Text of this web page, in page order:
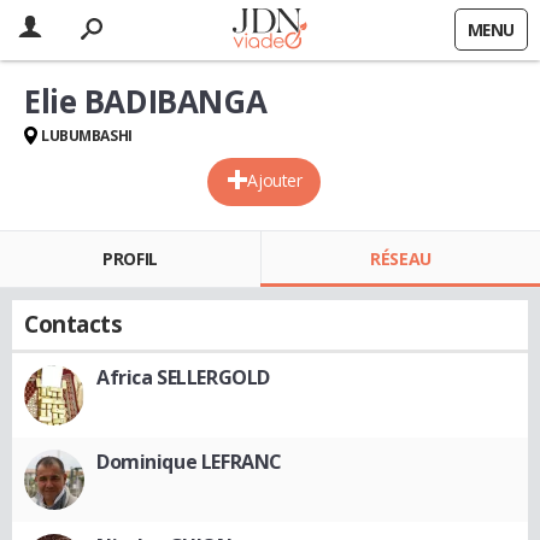
MENU
Ajouter
Elie BADIBANGA
LUBUMBASHI
PROFIL RÉSEAU
Contacts
Africa SELLERGOLD
Dominique LEFRANC